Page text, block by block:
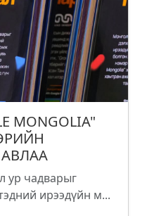
MONGOLIA"
АВЛАА
ур чадварыг
ирээдүйн м...